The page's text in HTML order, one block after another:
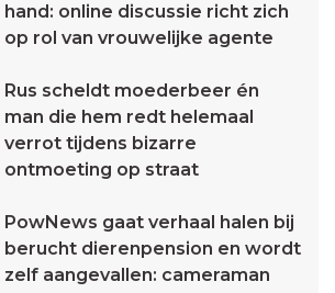
hand: online discussie richt zich
op rol van vrouwelijke agente
Rus scheldt moederbeer én
man die hem redt helemaal
verrot tijdens bizarre
ontmoeting op straat
PowNews gaat verhaal halen bij
berucht dierenpension en wordt
zelf aangevallen: cameraman